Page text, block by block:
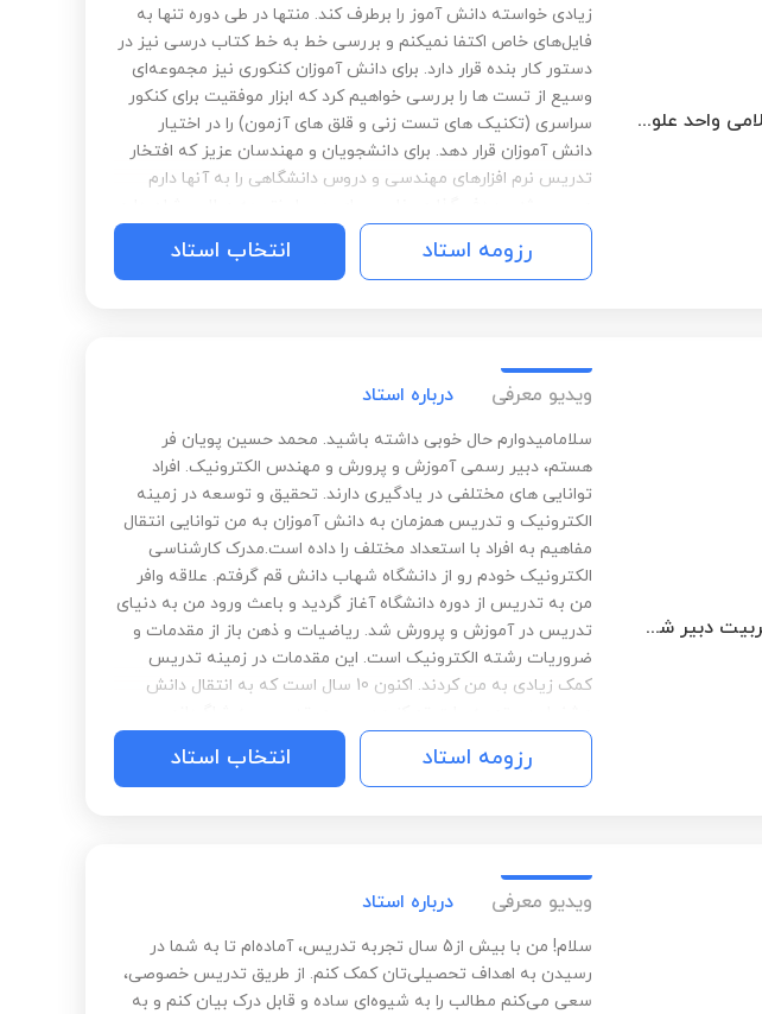
کارشناسی ارشد مهندسی مکانیک از دانشگاه آزاد اسلامی واحد علوم و تحقیقات تهران
زیادی خواسته دانش آموز را برطرف کند. منتها در طی دوره تنها به
فایل‌های خاص اکتفا نمیکنم و بررسی خط به خط کتاب درسی نیز در
دستور کار بنده قرار دارد. برای دانش آموزان کنکوری نیز مجموعه‌ای
وسیع از تست ها را بررسی خواهیم کرد که ابزار موفقیت برای کنکور
سراسری (تکنیک های تست زنی و قلق های آزمون) را در اختیار
دانش آموزان قرار دهد. برای دانشجویان و مهندسان عزیز که افتخار
تدریس نرم افزارهای مهندسی و دروس دانشگاهی را به آنها دارم
که به عنوان مثال عمده این مسیرها به انتشار مقاله معتبر و قبولی
با بهترین امتیاز ها در دروس‌شان می‌باشد. در نهایت برای آزمون
های خاص (المپیادهای سراسری و بین المللی، آزمون های ورودی
بنده قرار دارد.
رزومه استاد انتخاب استاد
دانشجوی کارشناسی ارشد مهندسی برق از دانشگاه تربیت دبیر شهید رجایی تهران
ویدیو معرفی درباره استاد
سلامامیدوارم حال خوبی داشته باشید. محمد حسین پویان فر
هستم، دبیر رسمی آموزش و پرورش و مهندس الکترونیک. افراد
توانایی های مختلفی در یادگیری دارند. تحقیق و توسعه در زمینه
الکترونیک و تدریس همزمان به دانش آموزان به من توانایی انتقال
مفاهیم به افراد با استعداد مختلف را داده است.مدرک کارشناسی
الکترونیک خودم رو از دانشگاه شهاب دانش قم گرفتم. علاقه وافر
من به تدریس از دوره دانشگاه آغاز گردید و باعث ورود من به دنیای
تدریس در آموزش و پرورش شد. ریاضیات و ذهن باز از مقدمات و
ضروریات رشته الکترونیک است. این مقدمات در زمینه تدریس
کمک زیادی به من کردند. اکنون 10 سال است که به انتقال دانش
ارتباط گیری موثر، معمولا روند یادگیری به خوبی پیش میره و
شاگردان راضی هستند.
رزومه استاد انتخاب استاد
ویدیو معرفی درباره استاد
سلام! من با بیش از5 سال تجربه تدریس، آماده‌ام تا به شما در
رسیدن به اهداف تحصیلی‌تان کمک کنم. از طریق تدریس خصوصی،
سعی می‌کنم مطالب را به شیوه‌ای ساده و قابل درک بیان کنم و به